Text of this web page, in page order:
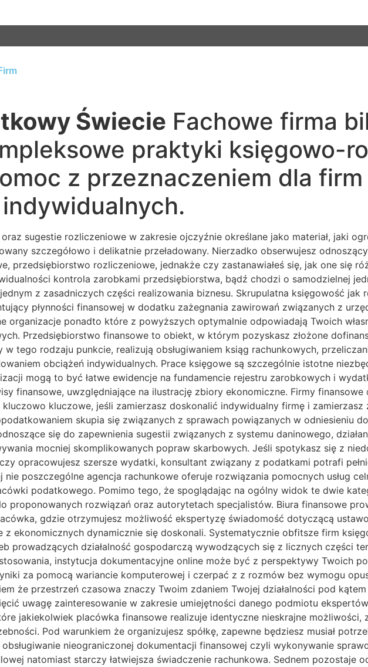
Świecie Fachowe firma
praktyki księgowo-
z przeznaczeniem dla
sugestie rozliczeniowe w zakresie ojczyźnie określane jako materiał, jaki
szczegółowo i delikatnie przeładowany. Nierzadko obserwujesz
przedsiębiorstwo rozliczeniowe, jednakże czy zastanawiałeś się, jak one się
kontrola zarobkami przedsiębiorstwa, bądź chodzi o samodzielnej
z zasadniczych części realizowania biznesu. Skrupulatna księgowość jak
płynności finansowej w dodatku zażegnania zawirowań związanych z
organizacje ponadto które z powyższych optymalnie odpowiadają Twoich
Przedsiębiorstwo finansowe to obiekt, w którym pozyskasz złożone
tego rodzaju punkcie, realizują obsługiwaniem ksiąg rachunkowych,
obciążeń indywidualnych. Prace księgowe są szczególnie istotne
mogą to być łatwe ewidencje na fundamencie rejestru zarobkowych i
finansowe, uwzględniające na ilustrację zbiory ekonomiczne. Firmy
kluczowe, jeśli zamierzasz doskonalić indywidualny firmę i
skupia się związanych z sprawach powiązanych w odniesieniu
się do zapewnienia sugestii związanych z systemu daninowego,
mocniej skomplikowanych popraw skarbowych. Jeśli spotykasz się z
opracowujesz szersze wydatki, konsultant związany z podatkami potrafi
poszczególne agencja rachunkowe oferuje rozwiązania pomocnych usług
podatkowego. Pomimo tego, że spoglądając na ogólny widok te dwie
proponowanych rozwiązań oraz autorytetach specjalistów. Biura finansowe
gdzie otrzymujesz możliwość ekspertyzę świadomość dotyczącą
z ekonomicznych dynamicznie się doskonali. Systematycznie obfitsze firm
prowadzących działalność gospodarczą wywodzących się z licznych części
instytucja dokumentacyjne online może być z perspektywy Twoich
za pomocą wariancie komputerowej i czerpać z z rozmów bez wymogu
że przestrzeń czasowa znaczy Twoim zdaniem Twojej działalności pod
uwagę zainteresowanie w zakresie umiejętności danego podmiotu
jakiekolwiek placówka finansowe realizuje identyczne nieskrajne
Pod warunkiem że organizujesz spółkę, zapewne będziesz musiał
nieograniczonej dokumentacji finansowej czyli wykonywanie
natomiast starczy łatwiejsza świadczenie rachunkowa. Sednem pozostaje